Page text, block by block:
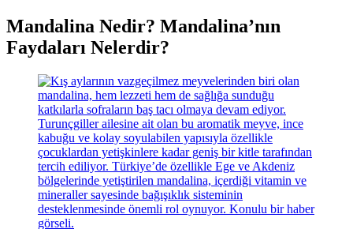
Mandalina Nedir? Mandalina’nın
Faydaları Nelerdir?